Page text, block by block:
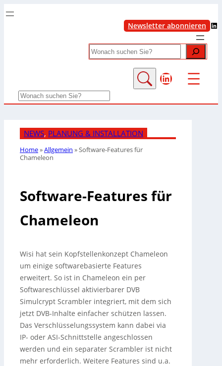
Newsletter abonnieren LinkedIn
Search
LinkedIn
Search
NEWS, PLANUNG & INSTALLATION
Home»Allgemein »Software-Features für
Chameleon
Software-Features für
Chameleon
Wisi hat sein Kopfstellenkonzept Chameleon
um einige softwarebasierte Features
erweitert. So ist in Chameleon ein per
Softwareschlüssel aktivierbarer DVB
Simulcrypt Scrambler integriert, mit dem sich
jetzt DVB-Inhalte einfacher schützen lassen.
Das Verschlüsselungssystem kann dabei via
IP- oder ASI-Schnittstelle angeschlossen
werden und ein separater Scrambler ist nicht
mehr erforderlich. Weitere Features sind u.a.